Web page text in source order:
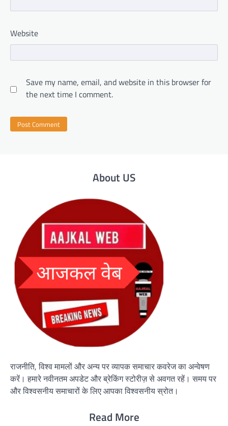
Website
Save my name, email, and website in this browser for
the next time I comment.
About US
राजनीति, विश्व मामलों और अन्य पर व्यापक समाचार कवरेज का अन्वेषण
करें। हमारे नवीनतम अपडेट और ब्रेकिंग स्टोरीज़ से अवगत रहें। समय पर
और विश्वसनीय समाचारों के लिए आपका विश्वसनीय स्रोत।
Read More